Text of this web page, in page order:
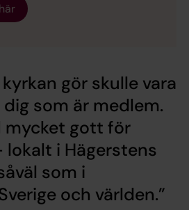
gör skulle vara
som är medlem.
mycket gott för
lokalt i Hägerstens
som i
och världen.